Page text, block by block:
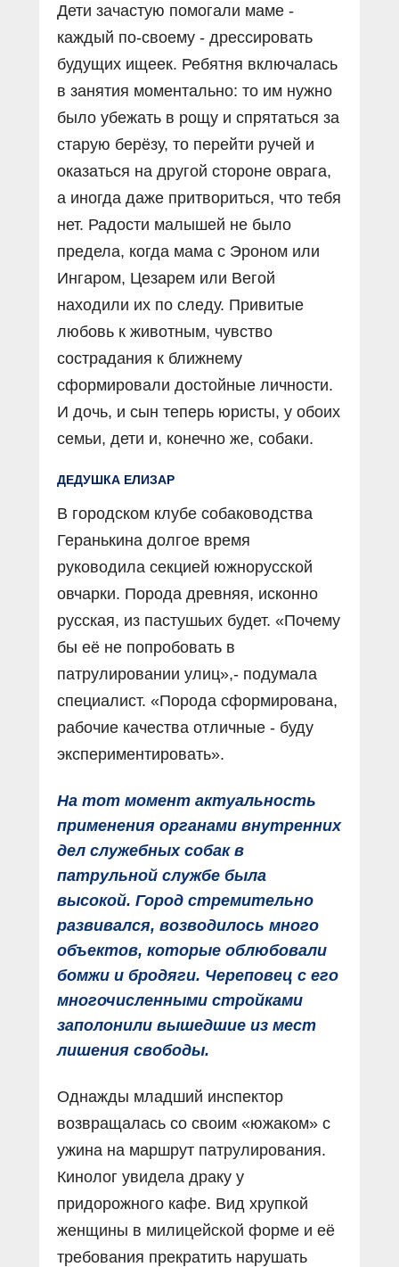
Дети зачастую помогали маме -
каждый по-своему - дрессировать
будущих ищеек. Ребятня включалась
в занятия моментально: то им нужно
было убежать в рощу и спрятаться за
старую берёзу, то перей­ти ручей и
оказаться на другой стороне оврага,
а иногда даже притвориться, что тебя
нет. Радости малышей не было
предела, когда мама с Эроном или
Ингаром, Цезарем или Вегой
находили их по следу. Привитые
любовь к животным, чувство
сострадания к ближнему
сформировали достойные личности.
И дочь, и сын теперь юристы, у обоих
семьи, дети и, конечно же, собаки.
ДЕДУШКА ЕЛИЗАР
В городском клубе собаководства
Геранькина долгое время
руководила секцией южнорусской
овчарки. Порода древняя, исконно
русская, из пастушьих будет. «Почему
бы её не попробовать в
патрулировании улиц»,- подумала
специалист. «Порода сформирована,
рабочие качества отличные - буду
экспериментировать».
На тот момент актуальность
применения органами внутренних
дел служебных собак в
патрульной службе была
высокой. Город стремительно
развивался, возводилось много
объектов, которые облюбовали
бомжи и бродяги. Череповец с его
многочисленными стройками
заполонили вышедшие из мест
лишения свободы.
Однажды младший инспектор
возвращалась со своим «южаком» с
ужина на маршрут патрулирования.
Кинолог увидела драку у
придорожного кафе. Вид хрупкой
женщины в милицейской форме и её
требования прекратить нарушать